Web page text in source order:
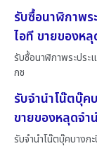
รับซื้อนาฬิกาพ
ไอที ขายของห
รับซื้อนาฬิกาพระประ
กช
รับจำนำโน๊ตบุ๊ค
ขายของหลุดจำ
รับจำนำโน๊ตบุ๊คบางก